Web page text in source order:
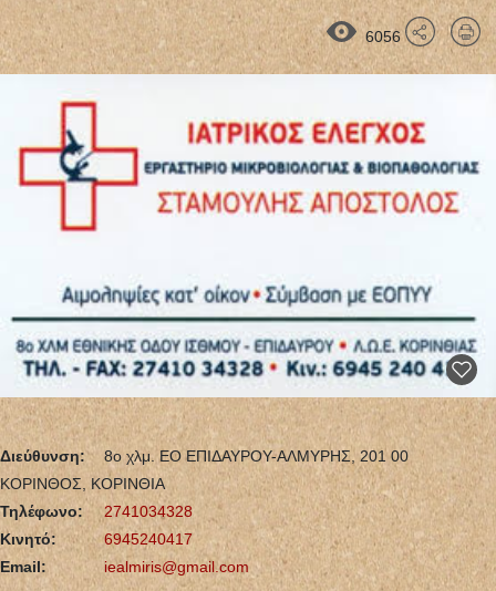
6056
Διεύθυνση:
8ο χλμ. ΕΟ ΕΠΙΔΑΥΡΟΥ-ΑΛΜΥΡΗΣ, 201 00
ΚΟΡΙΝΘΟΣ, ΚΟΡΙΝΘΙΑ
Τηλέφωνο:
2741034328
Κινητό:
6945240417
Email:
iealmiris@gmail.com